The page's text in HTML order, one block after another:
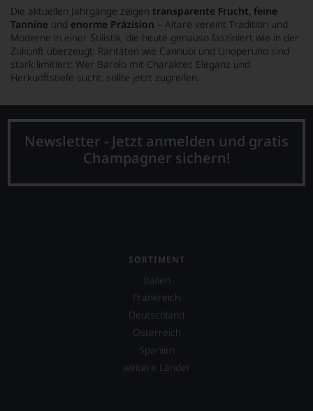
Die aktuellen Jahrgänge zeigen transparente Frucht, feine
Tannine und enorme Präzision – Altare vereint Tradition und
Moderne in einer Stilistik, die heute genauso fasziniert wie in der
Zukunft überzeugt. Raritäten wie Cannubi und Unoperuno sind
stark limitiert: Wer Barolo mit Charakter, Eleganz und
Herkunftstiefe sucht, sollte jetzt zugreifen.
Newsletter - Jetzt anmelden und gratis
Champagner sichern!
SORTIMENT
Italien
Frankreich
Deutschland
Österreich
Spanien
weitere Länder